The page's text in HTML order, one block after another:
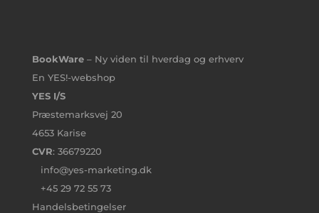
BookWare– Ny viden til hverdag og erhverv
En YES!-webshop
YES I/S
Præstemarksvej 20
4653 Karise
CVR: 36679220
info@yes-marketing.dk
+45 29 72 55 73
Handelsbetingelser